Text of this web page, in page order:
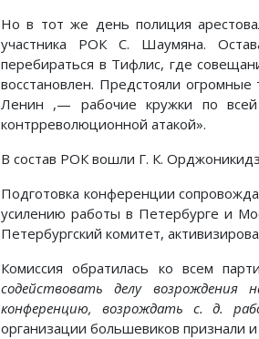
Но в тот же день полиция
участника РОК С. Шаумяна.
перебираться в Тифлис, где
восстановлен. Предстояли
Ленин ,— рабочие кружки по всей
контрреволюционной атакой».
В состав РОК вошли Г. К.
Подготовка конференции
усилению работы в Петербурге и
Петербургский комитет,
Комиссия обратилась ко всем
содействовать делу
конференцию, возрождать с. д.
организации большевиков признали